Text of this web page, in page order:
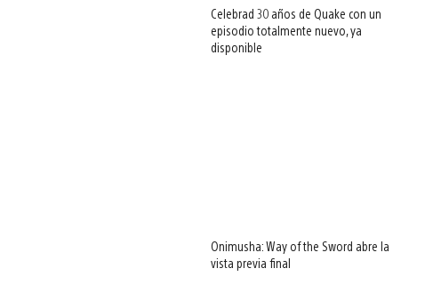
Celebrad 30 años de Quake con un
episodio totalmente nuevo, ya
disponible
Onimusha: Way of the Sword abre la
vista previa final